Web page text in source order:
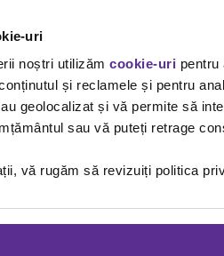
uri
noștri utilizăm cookie-uri
și reclamele și pentru
geolocalizat și vă permite să
sau vă puteți retrage
vă rugăm să revizuiți politica